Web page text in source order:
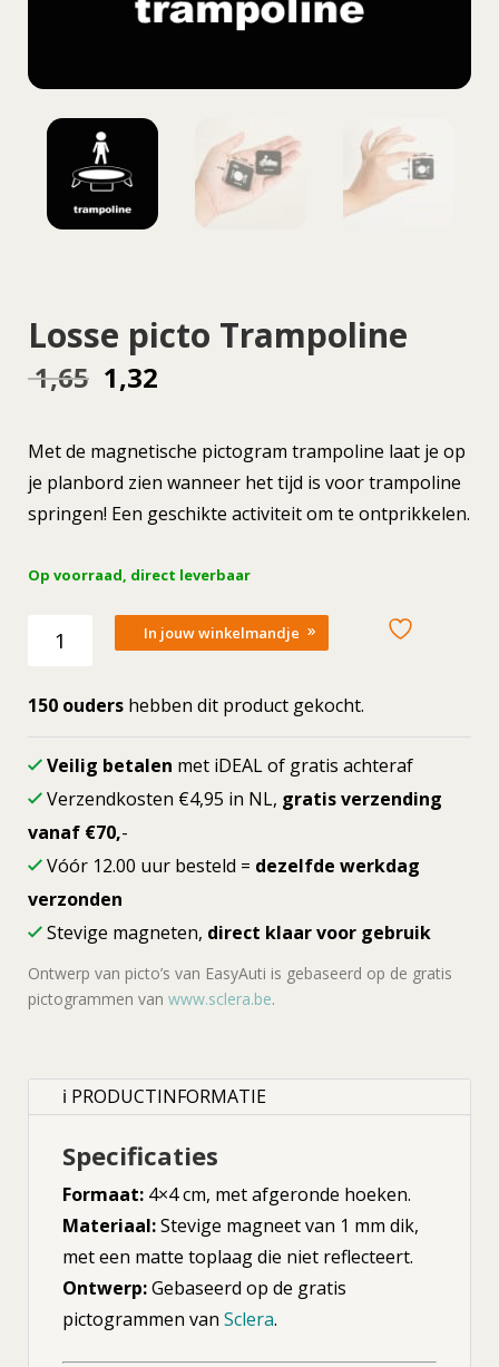
Losse picto Trampoline
1,65 Oorspronkelijke
was:
1,65.
1,32
is:
1,32.
Met de magnetische pictogram trampoline laat je op
je planbord zien wanneer het tijd is voor trampoline
springen! Een geschikte activiteit om te ontprikkelen.
Op voorraad, direct leverbaar
picto
aantal
In jouw winkelmandje
150 ouders hebben dit product gekocht.
Veilig betalen met iDEAL of gratis achteraf
Verzendkosten €4,95 in NL, gratis verzending
vanaf €70,-
Vóór 12.00 uur besteld = dezelfde werkdag
verzonden
Stevige magneten, direct klaar voor gebruik
Ontwerp van picto’s van EasyAuti is gebaseerd op de gratis
pictogrammen van www.sclera.be.
ℹ PRODUCTINFORMATIE
Specificaties
Formaat: 4×4 cm, met afgeronde hoeken.
Materiaal:Stevige magneet van 1 mm dik,
met een matte toplaag die niet reflecteert.
Ontwerp:Gebaseerd op de gratis
pictogrammen van Sclera.